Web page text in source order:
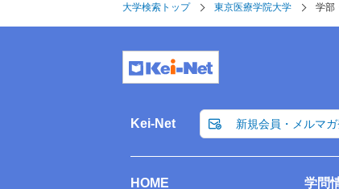
大学検索トップ 東京医療学院大学 学部
Kei-Net 新規会員・メルマ
HOME 学問